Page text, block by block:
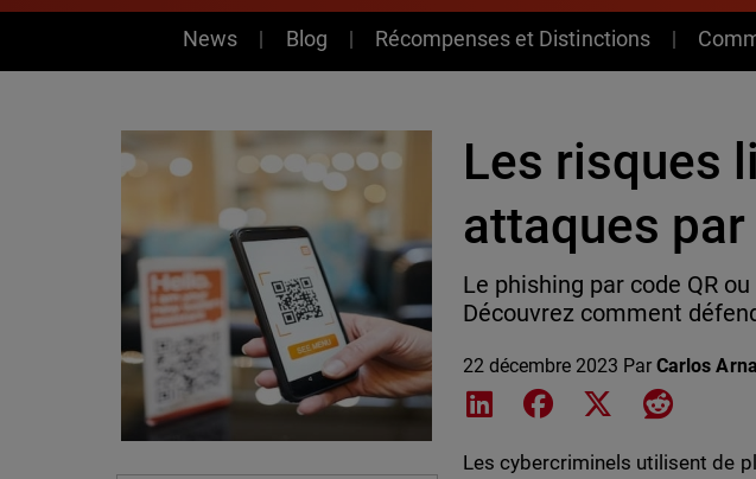
News
News Blog Récompenses et Distinctions
Les risques
attaques
Le phishing par code QR
Découvrez comment
22 décembre 2023 ParCarlos
Share on LinkedIn
Share on Facebook
Share on XShare on
Les cybercriminels utilisent de